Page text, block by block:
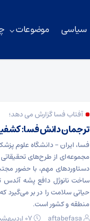
سیاسی موضوعات
آفتاب فسا گزارش می دهد؛
ترجمان دانش فسا: کشفیات مهم 1404
فسا، ایران – دانشگاه علوم
دستاوردهای مهم، با حضور
ساخت نانوژل دافع پشه
حیاتی سلامت را در بر
منطقه و کشور است.
aftabefasa